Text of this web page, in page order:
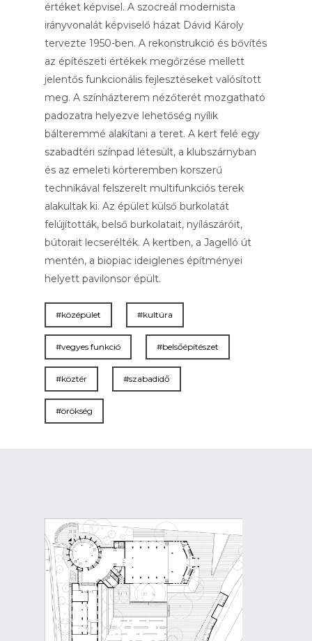
értéket képvisel. A szocreál modernista
irányvonalát képviselő házat Dávid Károly
tervezte 1950-ben. A rekonstrukció és bővítés
az építészeti értékek megőrzése mellett
jelentős funkcionális fejlesztéseket valósított
meg. A színházterem nézőterét mozgatható
padozatra helyezve lehetőség nyílik
bálteremmé alakítani a teret. A kert felé egy
szabadtéri színpad létesült, a klubszárnyban
és az emeleti körteremben korszerű
technikával felszerelt multifunkciós terek
alakultak ki. Az épület külső burkolatát
felújították, belső burkolatait, nyílászáróit,
bútorait lecserélték. A kertben, a Jagelló út
mentén, a biopiac ideiglenes építményei
helyett pavilonsor épült.
#középület #kultúra
#vegyes funkció #belsőépítészet
#köztér #szabadidő
#örökség